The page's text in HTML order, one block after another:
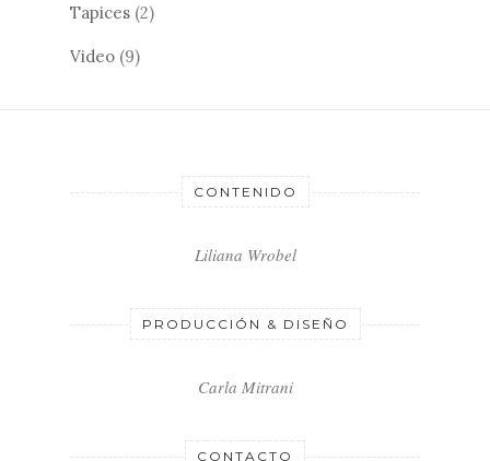
Tapices (2)
Video (9)
CONTENIDO
Liliana Wrobel
PRODUCCIÓN & DISEÑO
Carla Mitrani
CONTACTO